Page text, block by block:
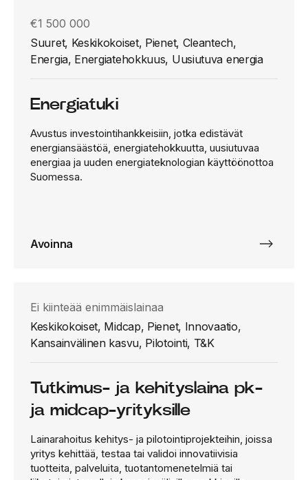
€1 500 000
Suuret, Keskikokoiset, Pienet, Cleantech,
Energia, Energiatehokkuus, Uusiutuva energia
Energiatuki
Avustus investointihankkeisiin, jotka edistävät
energiansäästöä, energiatehokkuutta, uusiutuvaa
energiaa ja uuden energiateknologian käyttöönottoa
Suomessa.
Avoinna
Ei kiinteää enimmäislainaa
Keskikokoiset, Midcap, Pienet, Innovaatio,
Kansainvälinen kasvu, Pilotointi, T&K
Tutkimus- ja kehityslaina pk-
ja midcap-yrityksille
Lainarahoitus kehitys- ja pilotointiprojekteihin, joissa
yritys kehittää, testaa tai validoi innovatiivisia
tuotteita, palveluita, tuotantomenetelmiä tai